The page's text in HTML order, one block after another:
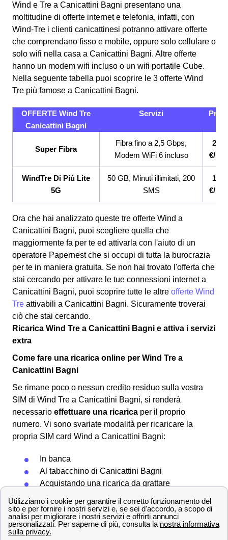
Wind e Tre a Canicattini Bagni presentano una
moltitudine di offerte internet e telefonia, infatti, con
Wind-Tre i clienti canicattinesi potranno attivare offerte
che comprendano fisso e mobile, oppure solo cellulare o
solo wifi nella casa a Canicattini Bagni. Altre offerte
hanno un modem wifi incluso o un wifi portatile Cube.
Nella seguente tabella puoi scoprire le 3 offerte Wind
Tre più famose a Canicattini Bagni.
OFFERTE Wind Tre
Canicattini Bagni
Servizi
Super Fibra
Fibra fino a 2,5 Gbps,
Modem WiFi 6 incluso
€/
WindTre Di Più Lite
5G
50 GB, Minuti illimitati, 200
SMS
€/
Ora che hai analizzato queste tre offerte Wind a
Canicattini Bagni, puoi scegliere quella che
maggiormente fa per te ed attivarla con l'aiuto di un
operatore Papernest che si occupi di tutta la burocrazia
per te in maniera gratuita. Se non hai trovato l'offerta che
stai cercando per attivare le tue connessioni internet a
Canicattini Bagni, puoi scoprire tutte le altre offerte Wind
Tre attivabili a Canicattini Bagni. Sicuramente troverai
ciò che stai cercando.
Ricarica Wind Tre a Canicattini Bagni e attiva i servizi
extra
Come fare una ricarica online per Wind Tre a
Canicattini Bagni
Se rimane poco o nessun credito residuo sulla vostra
SIM di Wind Tre a Canicattini Bagni, si renderà
necessario effettuare una ricarica per il proprio
numero. Vi sono svariate modalità per ricaricare la
propria SIM card Wind a Canicattini Bagni:
In banca
Al tabacchino di Canicattini Bagni
Acquistando una ricarica da grattare
conto corrente o con Paypal
Segnaliamo inoltre che è possibile attivare l'addebito